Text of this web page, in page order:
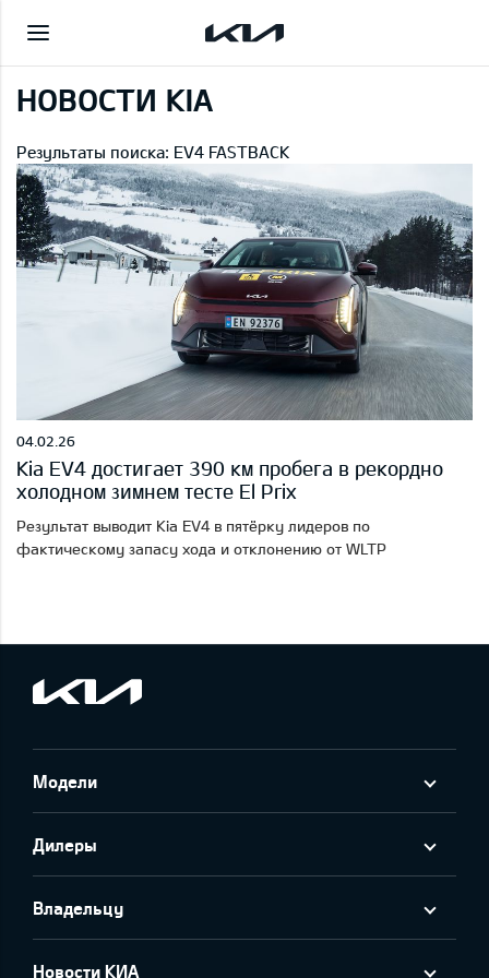
НОВОСТИ KIA
Результаты поиска: EV4 FASTBACK
04.02.26
Kia EV4 достигает 390 км пробега в рекордно
холодном зимнем тесте El Prix
Результат выводит Kia EV4 в пятёрку лидеров по
фактическому запасу хода и отклонению от WLTP
Модели
Дилеры
Владельцу
Новости КИА